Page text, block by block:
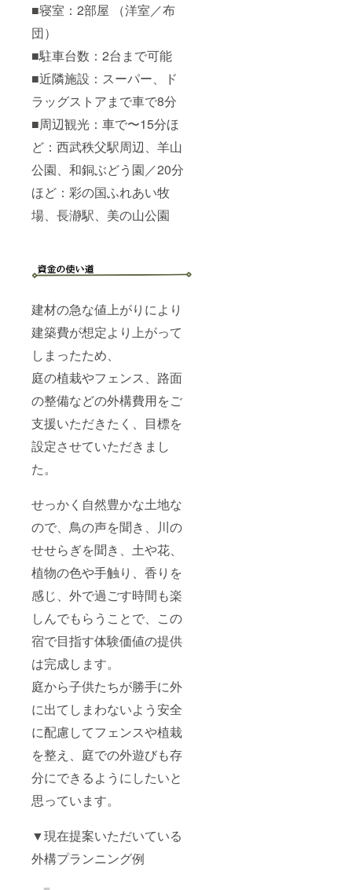
■寝室：2部屋 （洋室／布
団）
■駐車台数：2台まで可能
■近隣施設：スーパー、ド
ラッグストアまで車で8分
■周辺観光：車で〜15分ほ
ど：西武秩父駅周辺、羊山
公園、和銅ぶどう園／20分
ほど：彩の国ふれあい牧
場、長瀞駅、美の山公園
建材の急な値上がりにより
建築費が想定より上がって
しまったため、
庭の植栽やフェンス、路面
の整備などの外構費用をご
支援いただきたく、目標を
設定させていただきまし
た。
せっかく自然豊かな土地な
ので、鳥の声を聞き、川の
せせらぎを聞き、土や花、
植物の色や手触り、香りを
感じ、外で過ごす時間も楽
しんでもらうことで、この
宿で目指す体験価値の提供
は完成します。
庭から子供たちが勝手に外
に出てしまわないよう安全
に配慮してフェンスや植栽
を整え、庭での外遊びも存
分にできるようにしたいと
思っています。
▼現在提案いただいている
外構プランニング例